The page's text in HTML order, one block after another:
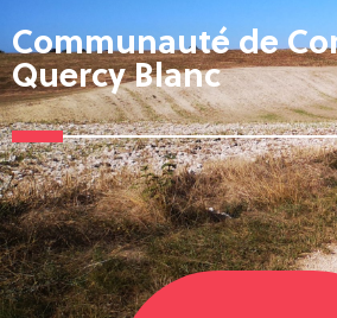
Communauté de
Quercy Blanc